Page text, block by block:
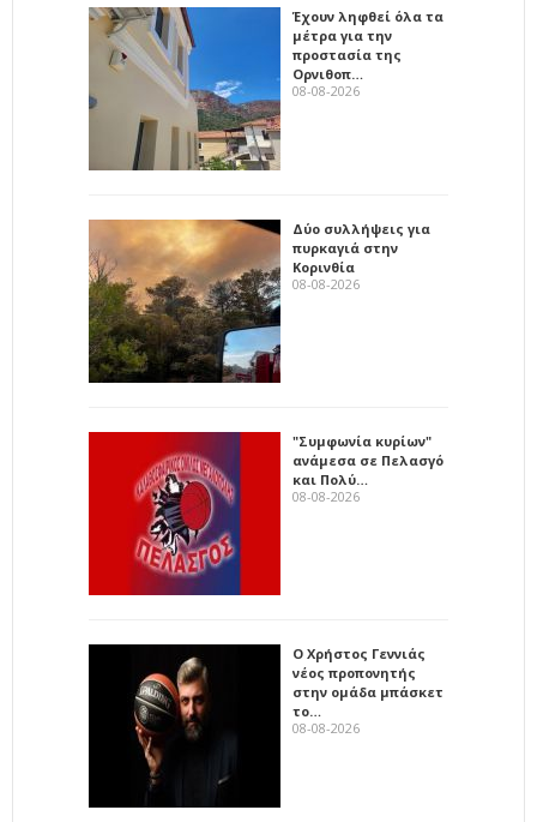
Έχουν ληφθεί όλα τα
μέτρα για την
προστασία της
Ορνιθοπ…
08-08-2026
Δύο συλλήψεις για
πυρκαγιά στην
Κορινθία
08-08-2026
"Συμφωνία κυρίων"
ανάμεσα σε Πελασγό
και Πολύ…
08-08-2026
Ο Χρήστος Γεννιάς
νέος προπονητής
στην ομάδα μπάσκετ
το…
08-08-2026